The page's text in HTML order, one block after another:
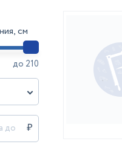
см
до 210